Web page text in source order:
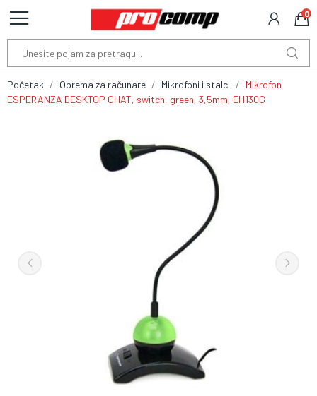
0
Početak Oprema za računare Mikrofoni i stalci
Mikrofon
ESPERANZA DESKTOP CHAT, switch, green, 3,5mm, EH130G